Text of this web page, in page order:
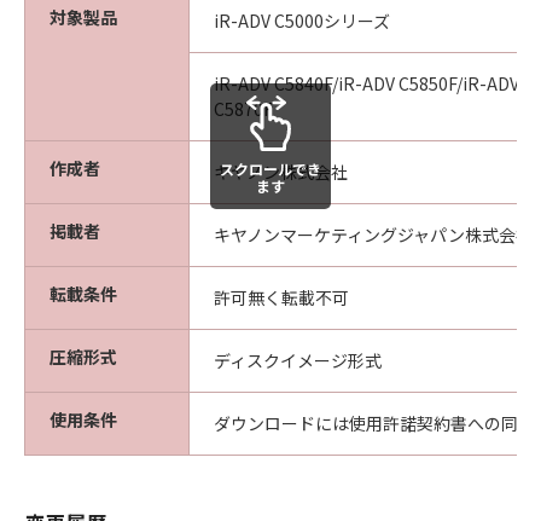
対象製品 iR-ADV C5000シリーズ
iR-ADV C5840F/iR-ADV C5850F/iR-ADV
C5870F
作成者 キヤノン株式会社
掲載者 キヤノンマーケティングジャパン株式会社
転載条件 許可無く転載不可
圧縮形式 ディスクイメージ形式
使用条件 ダウンロードには使用許諾契約書への同意
スクロールでき
ます